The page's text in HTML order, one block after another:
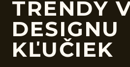
TRENDY
DESIGNU
KĽUČIEK